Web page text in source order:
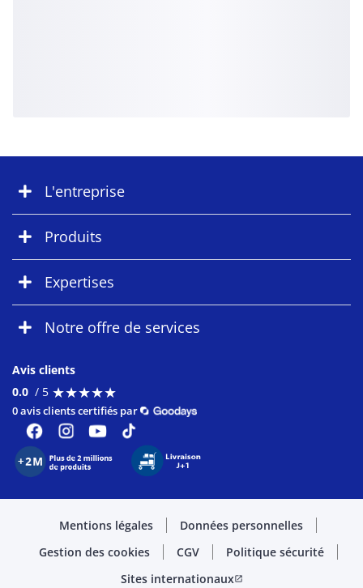
L'entreprise
Produits
Expertises
Notre offre de services
Avis clients
0.0 / 5 ★★★★★
★★★★★
0 avis clients certifiés par
Mentions légales
Données personnelles
Gestion des cookies
CGV
Politique sécurité
Sites internationauxopen_in_new